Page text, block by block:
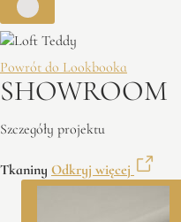
Powrót do Lookbooka
SHOWROOM
Szczegóły projektu
Tkaniny Odkryj więcej